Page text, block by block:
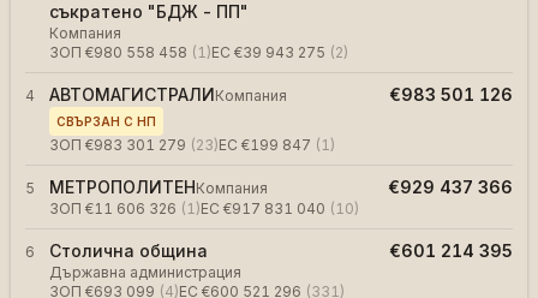
съкратено "БДЖ - ПП"
Компания
ЗОП €980 558 458 ( 1)ЕС €39 943 275 (2)
4 АВТОМАГИСТРАЛИКомпания
СВЪРЗАН С НП
ЗОП €983 301 279 (23)ЕС €199 847 ( 1)
€983 501 126
5 МЕТРОПОЛИТЕНКомпания
ЗОП €11 606 326 ( 1)ЕС €917 831 040 ( 10)
€929 437 366
6 Столична община
Държавна администрация
ЗОП €693 099 (4)ЕС €600 521 296 (331)
€601 214 395